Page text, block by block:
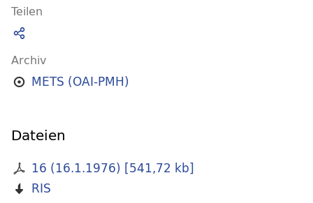
Teilen
Archiv
METS (OAI-PMH)
Dateien
16 (16.1.1976) [541,72 kb]
RIS